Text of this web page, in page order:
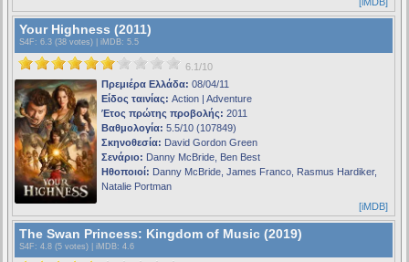
[iMDB]
Your Highness (2011)
S4F : 6.3 (38 votes) | iMDB: 5.5
6.1/10
Πρεμιέρα Ελλάδα: 08/04/11
Είδος ταινίας: Action | Adventure
Έτος πρώτης προβολής: 2011
Βαθμολογία: 5.5/10 (107849)
Σκηνοθεσία: David Gordon Green
Σενάριο: Danny McBride, Ben Best
Ηθοποιοί: Danny McBride, James Franco, Rasmus Hardiker,
Natalie Portman
[iMDB]
The Swan Princess: Kingdom of Music (2019)
S4F : 4.8 (5 votes) | iMDB: 4.6